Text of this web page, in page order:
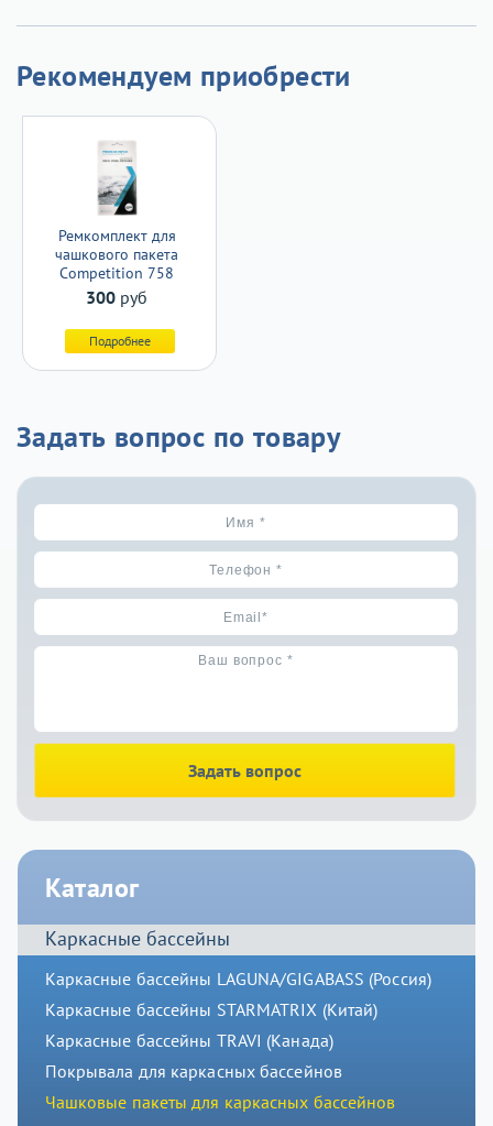
Рекомендуем приобрести
Ремкомплект для
чашкового пакета
Competition 758
300 руб
Подробнее
Задать вопрос по товару
Задать вопрос
Каталог
Каркасные бассейны
Каркасные бассейны LAGUNA/GIGABASS (Россия)
Каркасные бассейны STARMATRIX (Китай)
Каркасные бассейны TRAVI (Канада)
Покрывала для каркасных бассейнов
Чашковые пакеты для каркасных бассейнов